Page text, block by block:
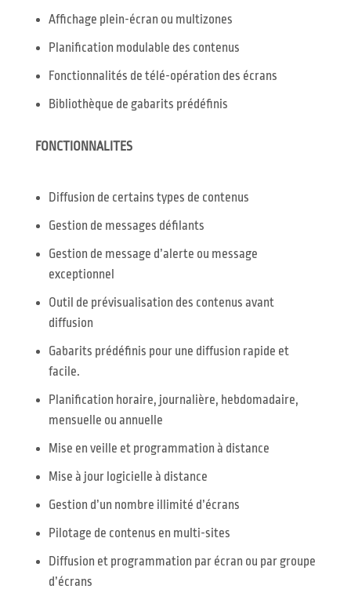
Affichage plein-écran ou multizones
Planification modulable des contenus
Fonctionnalités de télé-opération des écrans
Bibliothèque de gabarits prédéfinis
FONCTIONNALITES
Diffusion de certains types de contenus
Gestion de messages défilants
Gestion de message d’alerte ou message
exceptionnel
Outil de prévisualisation des contenus avant
diffusion
Gabarits prédéfinis pour une diffusion rapide et
facile.
Planification horaire, journalière, hebdomadaire,
mensuelle ou annuelle
Mise en veille et programmation à distance
Mise à jour logicielle à distance
Gestion d’un nombre illimité d’écrans
Pilotage de contenus en multi-sites
Diffusion et programmation par écran ou par groupe
d’écrans